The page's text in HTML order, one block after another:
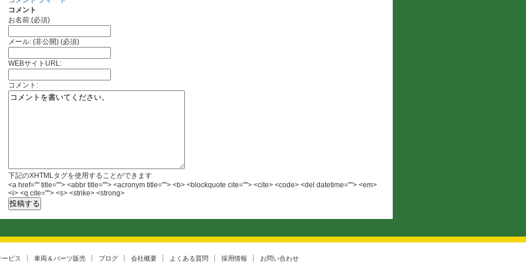
コメント
お名前:(必須)
メール: (非公開) (必須)
WEBサイトURL:
コメント:
下記のXHTMLタグを使用することができます
<a href="" title=""> <abbr title=""> <acronym title=""> <b> <blockquote cite=""> <cite> <code> <del datetime=""> <em>
<i> <q cite=""> <s> <strike> <strong>
ービス 車両＆パーツ販売 ブログ 会社概要 よくある質問 採用情報 お問い合わせ